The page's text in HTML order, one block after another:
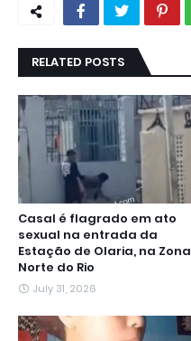
RELATED POSTS
Casal é flagrado em ato
sexual na entrada da
Estação de Olaria, na Zona
Norte do Rio
July 31, 2026